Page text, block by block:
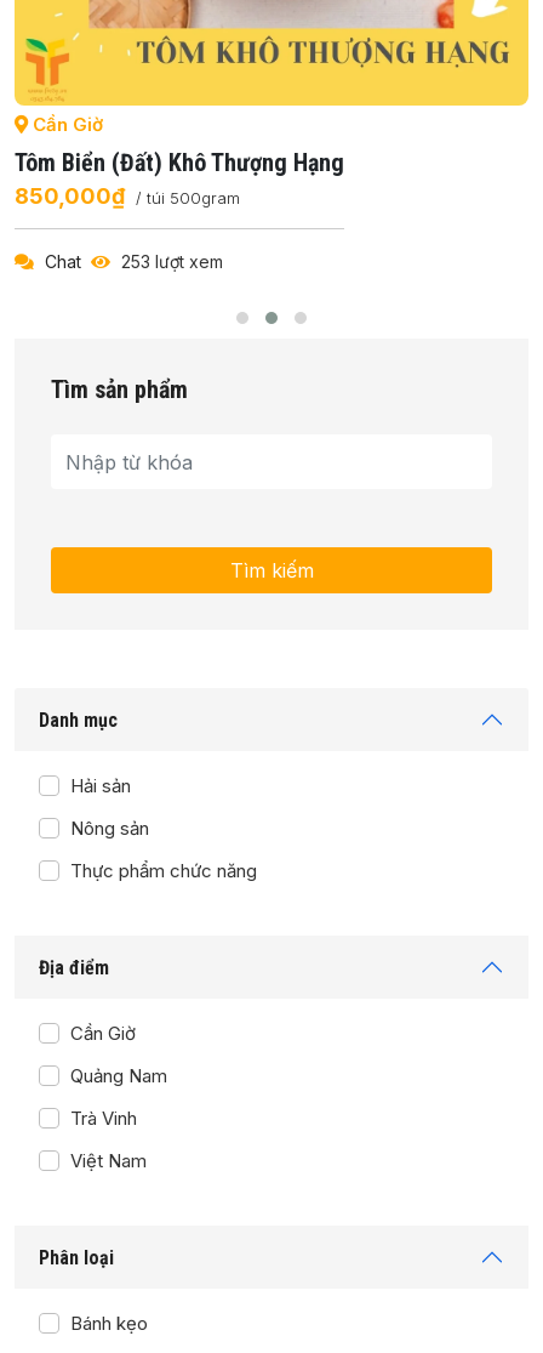
Cần Giờ
Tôm Biển (đất) Khô Thượng Hạng
850,000₫ / túi 500gram
Chat 253 lượt xem
Tìm sản phẩm
Danh mục
Hải sản
Nông sản
Thực phẩm chức năng
Địa điểm
Cần Giờ
Quảng Nam
Trà Vinh
Việt Nam
Phân loại
Bánh kẹo